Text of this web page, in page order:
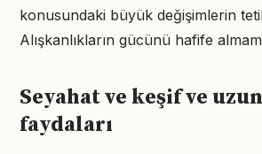
konusundaki büyük değişimlerin
Alışkanlıkların gücünü hafife
Seyahat ve keşif ve
faydaları